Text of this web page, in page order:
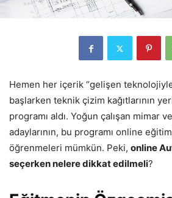
Hemen her içerik “gelişen
başlarken teknik çizim kağıtlarının
programı aldı. Yoğun çalışan mimar
adaylarının, bu programı online
öğrenmeleri mümkün. Peki, online
seçerken nelere dikkat edilmeli?